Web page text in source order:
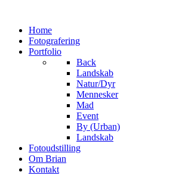
Home
Fotografering
Portfolio
Back
Landskab
Natur/Dyr
Mennesker
Mad
Event
By (Urban)
Landskab
Fotoudstilling
Om Brian
Kontakt